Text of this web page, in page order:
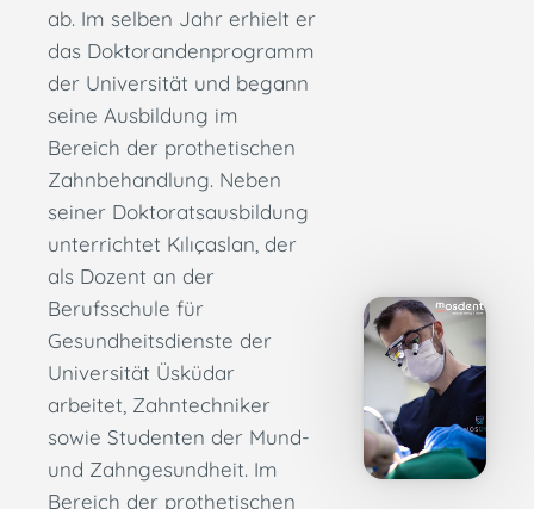
ab. Im selben Jahr erhielt er
das Doktorandenprogramm
der Universität und begann
seine Ausbildung im
Bereich der prothetischen
Zahnbehandlung. Neben
seiner Doktoratsausbildung
unterrichtet Kılıçaslan, der
als Dozent an der
Berufsschule für
Gesundheitsdienste der
Universität Üsküdar
arbeitet, Zahntechniker
sowie Studenten der Mund-
und Zahngesundheit. Im
Bereich der prothetischen